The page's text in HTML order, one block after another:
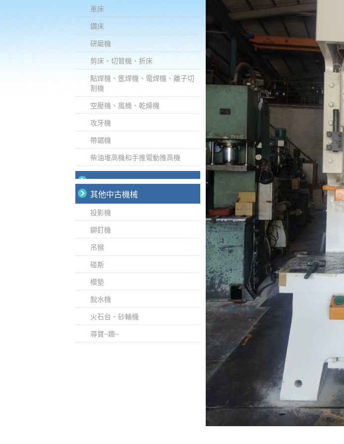
車床
鑽床
研磨機
剪床、切管機、折床
點焊機、氬焊機、電焊機、離子切
割機
空壓機、風桶、乾燥機
攻牙機
帶鋸機
柴油堆高機和手推電動推高機
其他中古機械
投影機
鉚釘機
吊猴
碰斯
模墊
脫水機
火石台、砂輪機
尋寶~趣~